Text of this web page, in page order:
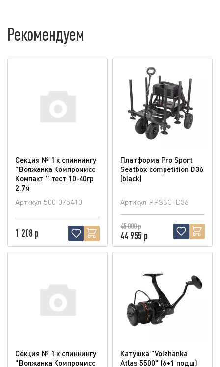
Рекомендуем
Секция № 1 к спиннингу
"Волжанка Компромисс
Компакт " тест 10-40гр
2.7м
Артикул 500-075410
1 208 р
Платформа Pro Sport
Seatbox competition D36
(blaсk)
Артикул PPSSC-D36
45 000 р
44 955 р
Секция № 1 к спиннингу
"Волжанка Компромисс
Катушка "Volzhanka
Atlas 5500" (6+1 подш)